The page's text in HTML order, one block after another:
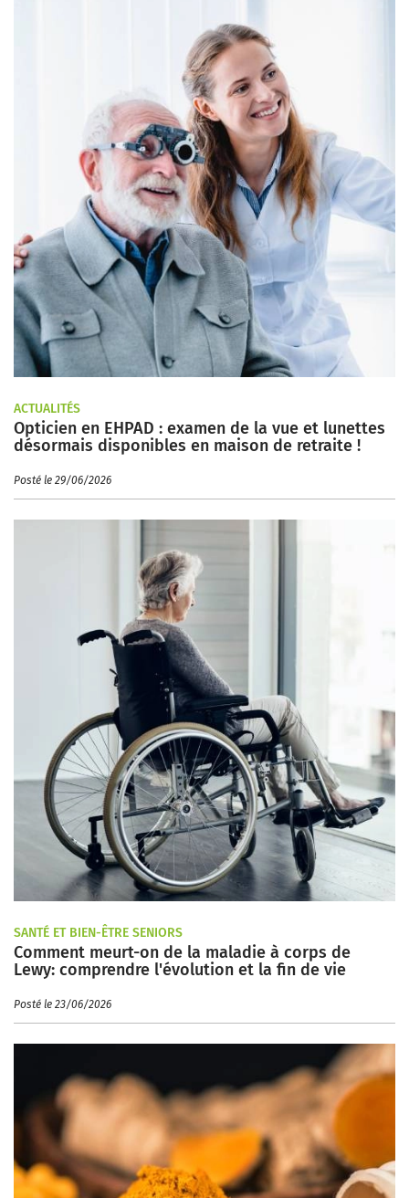
ACTUALITÉS
Opticien en EHPAD : examen de la vue et lunettes
désormais disponibles en maison de retraite !
Posté le 29/06/2026
SANTÉ ET BIEN-ÊTRE SENIORS
Comment meurt-on de la maladie à corps de
Lewy: comprendre l'évolution et la fin de vie
Posté le 23/06/2026